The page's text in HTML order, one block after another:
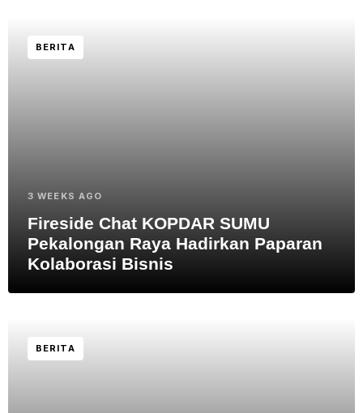
BERITA
3 WEEKS AGO
Fireside Chat KOPDAR SUMU
Pekalongan Raya Hadirkan Paparan
Kolaborasi Bisnis
BERITA